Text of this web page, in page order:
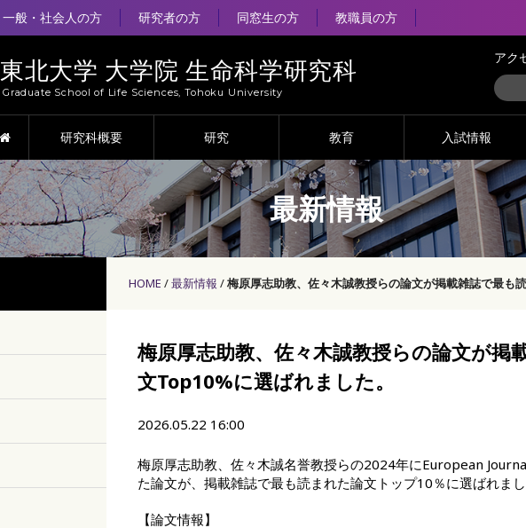
一般・社会人の方 研究者の方 同窓生の方 教職員の方
東北大学 大学院 生命科学研究科
Graduate School of Life Sciences, Tohoku University
アク
HOME研究科概要 研究 教育 入試情報
最新情報
HOME 最新情報 梅原厚志助教、佐々木誠教授らの論文が掲載雑誌で最も
梅原厚志助教、佐々木誠教授らの論文が掲
文Top10%に選ばれました。
2026.05.22 16:00
梅原厚志助教、佐々木誠名誉教授らの2024年にEuropean
た論文が、掲載雑誌で最も読まれた論文トップ10％に選ばれまし
【論文情報】